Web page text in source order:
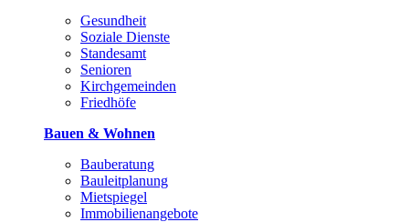
Gesundheit
Soziale Dienste
Standesamt
Senioren
Kirchgemeinden
Friedhöfe
Bauen & Wohnen
Bauberatung
Bauleitplanung
Mietspiegel
Immobilienangebote